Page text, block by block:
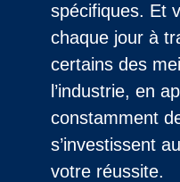
spécifiques. Et
chaque jour à
certains des
l’industrie, en
constamment
s’investissent
votre réussite.